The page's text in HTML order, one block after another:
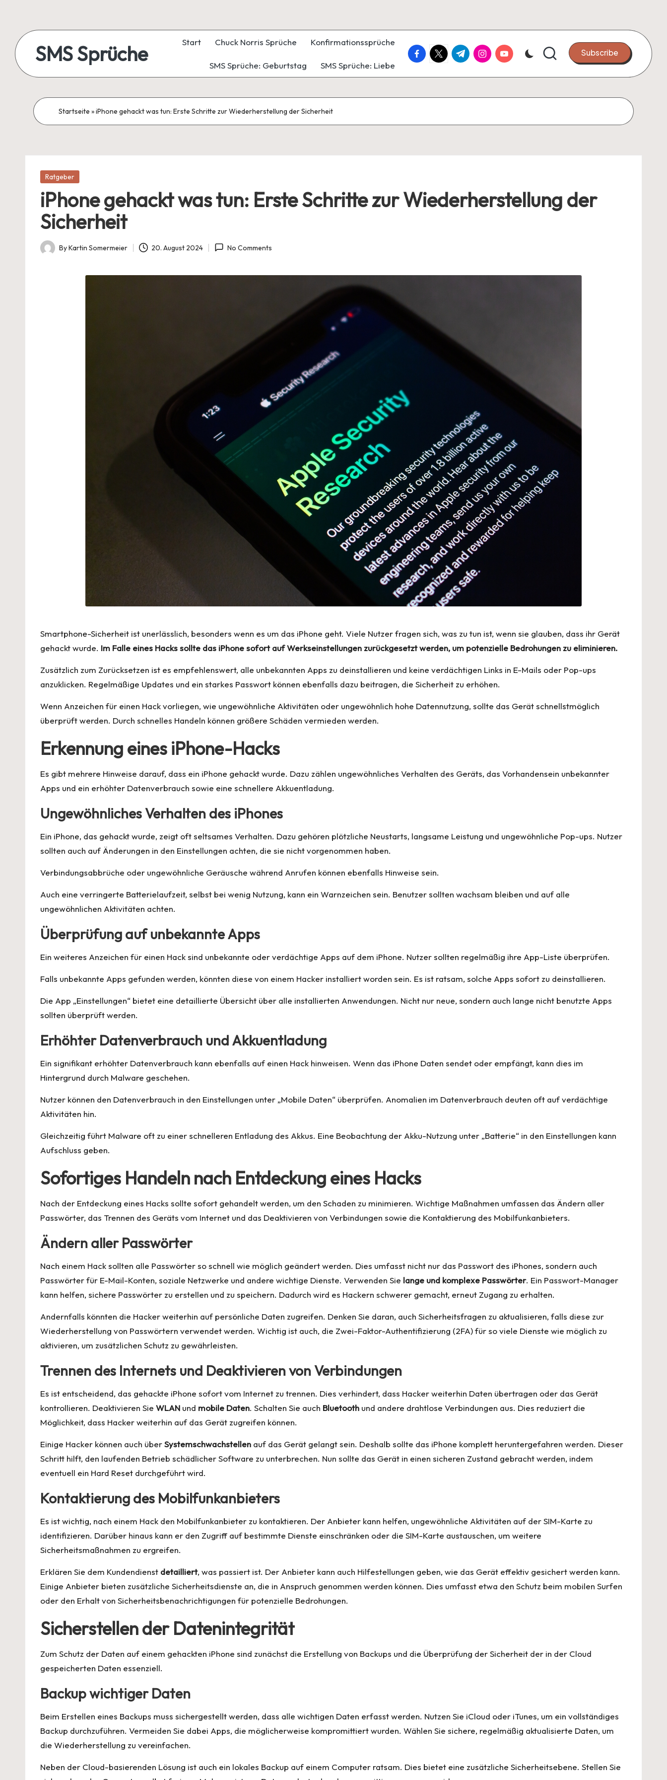
content
SMS Sprüche Start Chuck Norris Sprüche Konfirmationssprüche
SMS Sprüche: Geburtstag SMS Sprüche: Liebe
facebook.com
twitter.com
t.me instagram.com
youtube.com Subscribe
Startseite »iPhone gehackt was tun: Erste Schritte zur Wiederherstellung der Sicherheit
Posted
Ratgeber
iPhone gehackt was tun: Erste Schritte zur Wiederherstellung der
Sicherheit
Posted
ByKartin Somermeier 20. August 2024 No Comments
Smartphone-Sicherheit ist unerlässlich, besonders wenn es um das iPhone geht. Viele Nutzer fragen sich, was zu tun ist, wenn sie glauben, dass ihr Gerät
gehackt wurde. Im Falle eines Hacks sollte das iPhone sofort auf Werkseinstellungen zurückgesetzt werden, um potenzielle Bedrohungen zu eliminieren.
Zusätzlich zum Zurücksetzen ist es empfehlenswert, alle unbekannten Apps zu deinstallieren und keine verdächtigen Links in E-Mails oder Pop-ups
anzuklicken. Regelmäßige Updates und ein starkes Passwort können ebenfalls dazu beitragen, die Sicherheit zu erhöhen.
Wenn Anzeichen für einen Hack vorliegen, wie ungewöhnliche Aktivitäten oder ungewöhnlich hohe Datennutzung, sollte das Gerät schnellstmöglich
überprüft werden. Durch schnelles Handeln können größere Schäden vermieden werden.
Erkennung eines iPhone-Hacks
Es gibt mehrere Hinweise darauf, dass ein iPhone gehackt wurde. Dazu zählen ungewöhnliches Verhalten des Geräts, das Vorhandensein unbekannter
Apps und ein erhöhter Datenverbrauch sowie eine schnellere Akkuentladung.
Ungewöhnliches Verhalten des iPhones
Ein iPhone, das gehackt wurde, zeigt oft seltsames Verhalten. Dazu gehören plötzliche Neustarts, langsame Leistung und ungewöhnliche Pop-ups. Nutzer
sollten auch auf Änderungen in den Einstellungen achten, die sie nicht vorgenommen haben.
Verbindungsabbrüche oder ungewöhnliche Geräusche während Anrufen können ebenfalls Hinweise sein.
Auch eine verringerte Batterielaufzeit, selbst bei wenig Nutzung, kann ein Warnzeichen sein. Benutzer sollten wachsam bleiben und auf alle
ungewöhnlichen Aktivitäten achten.
Überprüfung auf unbekannte Apps
Ein weiteres Anzeichen für einen Hack sind unbekannte oder verdächtige Apps auf dem iPhone. Nutzer sollten regelmäßig ihre App-Liste überprüfen.
Falls unbekannte Apps gefunden werden, könnten diese von einem Hacker installiert worden sein. Es ist ratsam, solche Apps sofort zu deinstallieren.
Die App „Einstellungen“ bietet eine detaillierte Übersicht über alle installierten Anwendungen. Nicht nur neue, sondern auch lange nicht benutzte Apps
sollten überprüft werden.
Erhöhter Datenverbrauch und Akkuentladung
Ein signifikant erhöhter Datenverbrauch kann ebenfalls auf einen Hack hinweisen. Wenn das iPhone Daten sendet oder empfängt, kann dies im
Hintergrund durch Malware geschehen.
Nutzer können den Datenverbrauch in den Einstellungen unter „Mobile Daten“ überprüfen. Anomalien im Datenverbrauch deuten oft auf verdächtige
Aktivitäten hin.
Gleichzeitig führt Malware oft zu einer schnelleren Entladung des Akkus. Eine Beobachtung der Akku-Nutzung unter „Batterie“ in den Einstellungen kann
Aufschluss geben.
Sofortiges Handeln nach Entdeckung eines Hacks
Nach der Entdeckung eines Hacks sollte sofort gehandelt werden, um den Schaden zu minimieren. Wichtige Maßnahmen umfassen das Ändern aller
Passwörter, das Trennen des Geräts vom Internet und das Deaktivieren von Verbindungen sowie die Kontaktierung des Mobilfunkanbieters.
Ändern aller Passwörter
Nach einem Hack sollten alle Passwörter so schnell wie möglich geändert werden. Dies umfasst nicht nur das Passwort des iPhones, sondern auch
Passwörter für E-Mail-Konten, soziale Netzwerke und andere wichtige Dienste. Verwenden Sie lange und komplexe Passwörter. Ein Passwort-Manager
kann helfen, sichere Passwörter zu erstellen und zu speichern. Dadurch wird es Hackern schwerer gemacht, erneut Zugang zu erhalten.
Andernfalls könnten die Hacker weiterhin auf persönliche Daten zugreifen. Denken Sie daran, auch Sicherheitsfragen zu aktualisieren, falls diese zur
Wiederherstellung von Passwörtern verwendet werden. Wichtig ist auch, die Zwei-Faktor-Authentifizierung (2FA) für so viele Dienste wie möglich zu
aktivieren, um zusätzlichen Schutz zu gewährleisten.
Trennen des Internets und Deaktivieren von Verbindungen
Es ist entscheidend, das gehackte iPhone sofort vom Internet zu trennen. Dies verhindert, dass Hacker weiterhin Daten übertragen oder das Gerät
kontrollieren. Deaktivieren Sie WLAN und mobile Daten. Schalten Sie auch Bluetooth und andere drahtlose Verbindungen aus. Dies reduziert die
Möglichkeit, dass Hacker weiterhin auf das Gerät zugreifen können.
Einige Hacker können auch überSystemschwachstellen auf das Gerät gelangt sein. Deshalb sollte das iPhone komplett heruntergefahren werden. Dieser
Schritt hilft, den laufenden Betrieb schädlicher Software zu unterbrechen. Nun sollte das Gerät in einen sicheren Zustand gebracht werden, indem
eventuell ein Hard Reset durchgeführt wird.
Kontaktierung des Mobilfunkanbieters
Es ist wichtig, nach einem Hack den Mobilfunkanbieter zu kontaktieren. Der Anbieter kann helfen, ungewöhnliche Aktivitäten auf der SIM-Karte zu
identifizieren. Darüber hinaus kann er den Zugriff auf bestimmte Dienste einschränken oder die SIM-Karte austauschen, um weitere
Sicherheitsmaßnahmen zu ergreifen.
Erklären Sie dem Kundendienst detailliert, was passiert ist. Der Anbieter kann auch Hilfestellungen geben, wie das Gerät effektiv gesichert werden kann.
Einige Anbieter bieten zusätzliche Sicherheitsdienste an, die in Anspruch genommen werden können. Dies umfasst etwa den Schutz beim mobilen Surfen
oder den Erhalt von Sicherheitsbenachrichtigungen für potenzielle Bedrohungen.
Sicherstellen der Datenintegrität
Zum Schutz der Daten auf einem gehackten iPhone sind zunächst die Erstellung von Backups und die Überprüfung der Sicherheit der in der Cloud
gespeicherten Daten essenziell.
Backup wichtiger Daten
Beim Erstellen eines Backups muss sichergestellt werden, dass alle wichtigen Daten erfasst werden. Nutzen Sie iCloud oder iTunes, um ein vollständiges
Backup durchzuführen. Vermeiden Sie dabei Apps, die möglicherweise kompromittiert wurden. Wählen Sie sichere, regelmäßig aktualisierte Daten, um
die Wiederherstellung zu vereinfachen.
Neben der Cloud-basierenden Lösung ist auch ein lokales Backup auf einem Computer ratsam. Dies bietet eine zusätzliche Sicherheitsebene. Stellen Sie